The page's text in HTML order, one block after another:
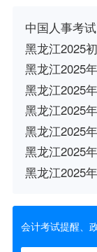
中国人事考
黑龙江2025
黑龙江2025
黑龙江2025
黑龙江2025
黑龙江2025
黑龙江2025
黑龙江2025
会计考试提醒、